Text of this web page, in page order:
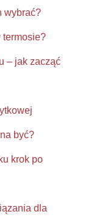
wybrać?
termosie?
– jak zacząć
być?
krok po
dla